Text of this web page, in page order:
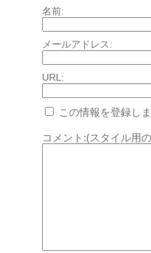
名前:
メールアドレス:
URL:
この情報を登録し
コメント:(スタイル用